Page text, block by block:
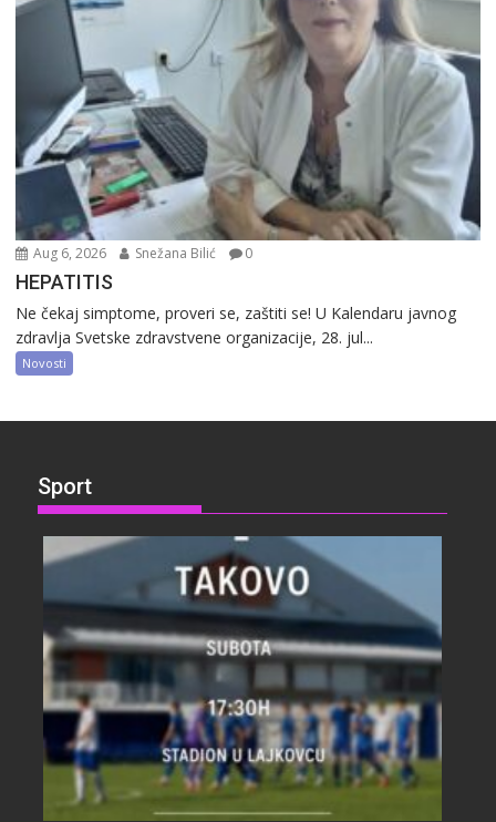
Aug 6, 2026 Snežana Bilić 0
HEPATITIS
Ne čekaj simptome, proveri se, zaštiti se! U Kalendaru javnog
zdravlja Svetske zdravstvene organizacije, 28. jul...
Novosti
Sport